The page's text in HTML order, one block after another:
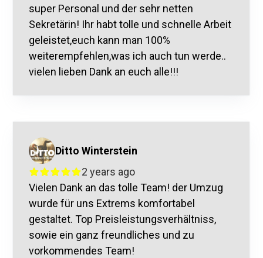
super Personal und der sehr netten
Sekretärin! Ihr habt tolle und schnelle Arbeit
geleistet,euch kann man 100%
weiterempfehlen,was ich auch tun werde..
vielen lieben Dank an euch alle!!!
Ditto Winterstein
2 years ago
Vielen Dank an das tolle Team! der Umzug
wurde für uns Extrems komfortabel
gestaltet. Top Preisleistungsverhältniss,
sowie ein ganz freundliches und zu
vorkommendes Team!